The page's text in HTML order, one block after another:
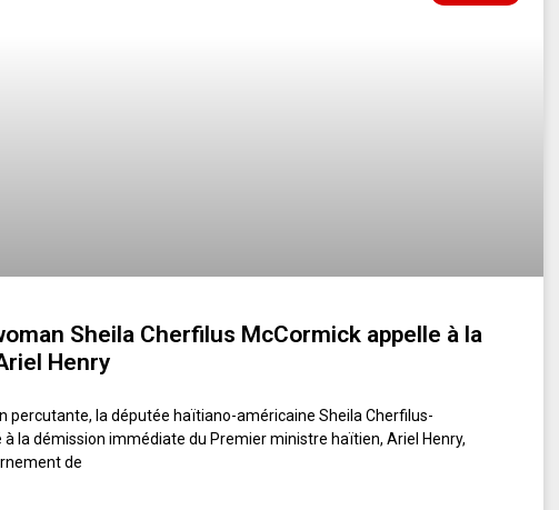
Sheila Cherfilus McCormick appelle à la
Henry
percutante, la députée haïtiano-américaine Sheila Cherfilus-
à la démission immédiate du Premier ministre haïtien, Ariel Henry,
de